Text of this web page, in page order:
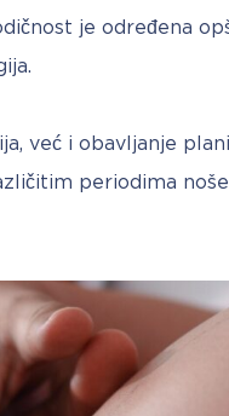
je određena
već i obavljanje
periodima